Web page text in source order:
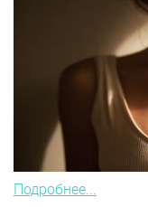
Подробнее...